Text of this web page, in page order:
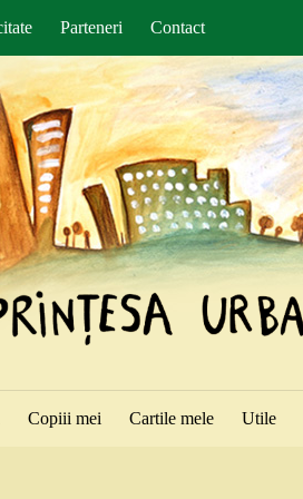
Parteneri Contact
Copiii mei Cartile mele Utile